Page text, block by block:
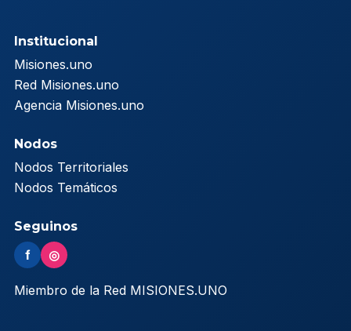
Institucional
Misiones.uno
Red Misiones.uno
Agencia Misiones.uno
Nodos
Nodos Territoriales
Nodos Temáticos
Seguinos
f ◎
Miembro de la Red MISIONES.UNO